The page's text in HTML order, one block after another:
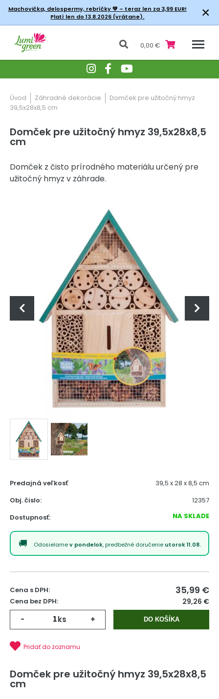
Machovička, delospermy, rebríčky💚 – teraz len za 3,99 EUR!
Platí len do 13.8.2026 (vrátane).
×
0,00 €
Úvod Záhradné dekorácie
Domček pre užitočný hmyz
39,5x28x8,5 cm
Domček pre užitočný hmyz 39,5x28x8,5
cm
Domček z čisto prírodného materiálu určený pre
užitočný hmyz v záhrade.
Predajná veľkosť
39,5 x 28 x 8,5 cm
Obj. čislo:
12357
Dostupnosť:
NA SKLADE
Odosielamev pondelok, predbežné doručenie utorok 11.08.
Cena s DPH: 35,99 €
Cena bez DPH: 29,26 €
- ks + DO KOŠÍKA
Pridať do zoznamu
Domček pre užitočný hmyz 39,5x28x8,5
cm